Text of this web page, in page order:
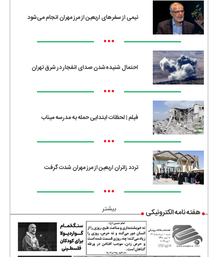
نیمی از سفرهای اربعین از مرز مهران انجام می‌شود
•••
احتمال شنیده‌شدن صدای انفجار در شرق تهران
•••
فیلم | لحظات ابتدایی حمله به مدرسه میناب
•••
تردد زائران اربعین از مرز مهران شدت گرفت
•••
بیشتر هفته نامه الکترونیکی